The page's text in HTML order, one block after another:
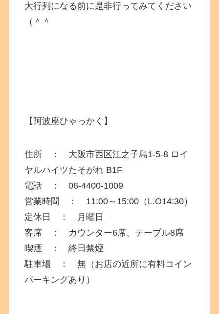
大行列になる前に是非行ってみてください
（＾＾
【阿波座ひゃっかく】
住所 ： 大阪市西区江之子島1-5-8 ロイ
ヤルハイツたそがれ B1F
電話 ： 06-4400-1009
営業時間 ： 11:00～15:00（L.O14:30）
定休日 ： 月曜日
客席 ： カウンター6席、テーブル8席
喫煙 ： 終日禁煙
駐車場 ： 無（お店の近所に有料コイン
パーキングあり）